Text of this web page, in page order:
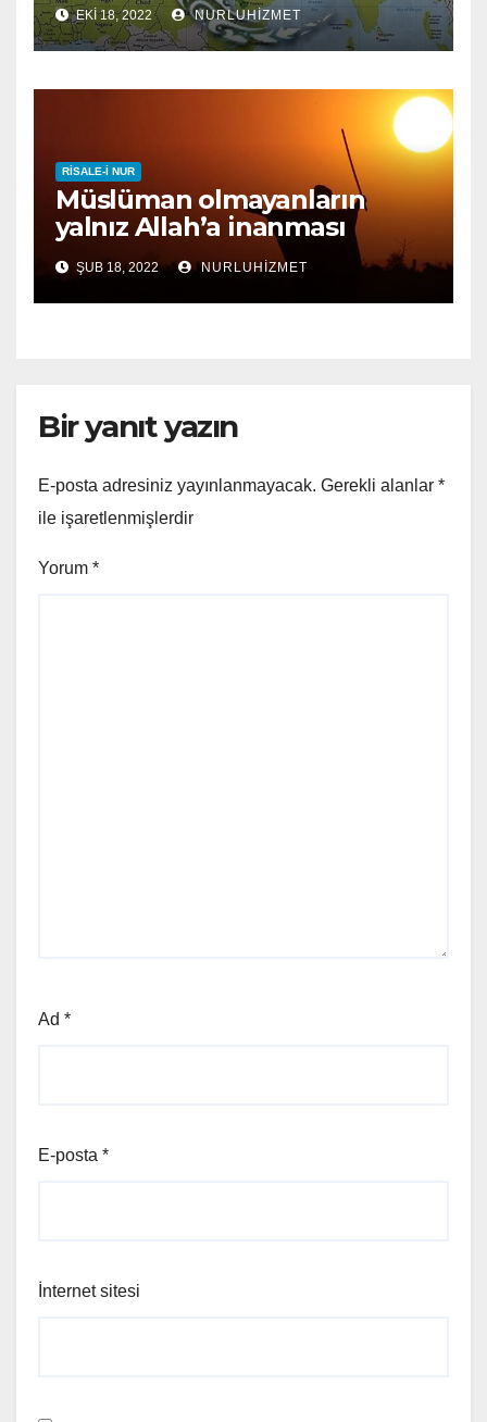
EKI 18, 2022 NURLUHIZMET
RISALE-I NUR
Müslüman olmayanların
yalnız Allah’a inanması
yeterli midir?
ŞUB 18, 2022 NURLUHIZMET
Bir yanıt yazın
E-posta adresiniz yayınlanmayacak. Gerekli alanlar *
ile işaretlenmişlerdir
Yorum *
Ad *
E-posta *
İnternet sitesi